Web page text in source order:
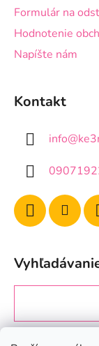
Formulár na
Hodnotenie
Napíšte nám
Kontakt
info@